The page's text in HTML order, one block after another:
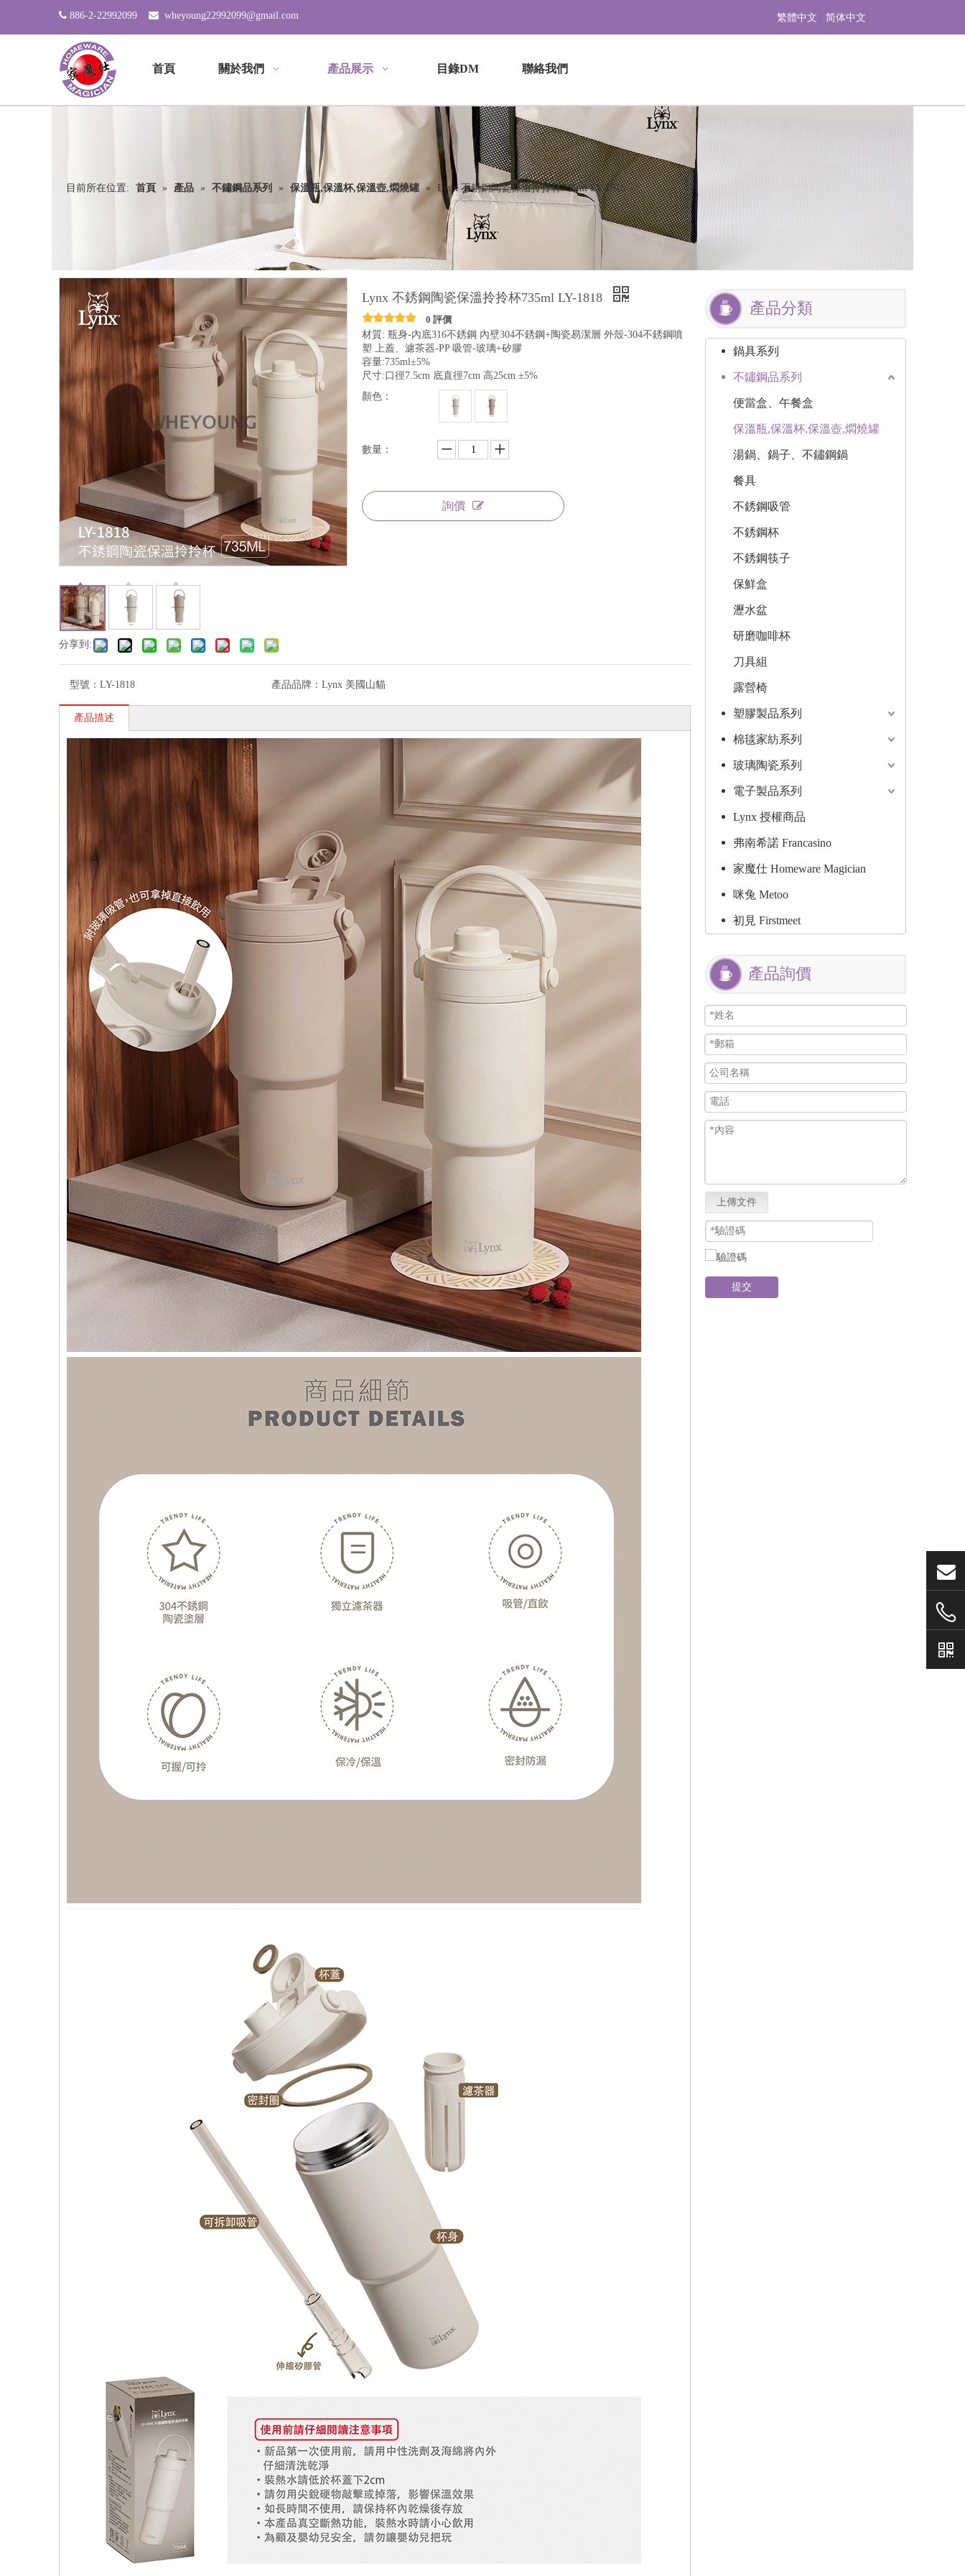
 886-2-22992099  wheyoung22992099@gmail.com 繁體中文 简体中文
首頁 關於我們 產品展示 目錄DM 聯絡我們
目前所在位置: 首頁 » 產品 » 不鏽鋼品系列 » 保溫瓶,保溫杯,保溫壺,燜燒罐 » Lynx 不銹鋼陶瓷保溫拎拎杯735ml LY-1818
分享到:
Lynx 不銹鋼陶瓷保溫拎拎杯735ml LY-1818
0 評價
材質: 瓶身-內底316不銹鋼 內壁304不銹鋼+陶瓷易潔層 外殼-304不銹鋼噴
塑 上蓋、濾茶器-PP 吸管-玻璃+矽膠
容量:735ml±5%
尺寸:口徑7.5cm 底直徑7cm 高25cm ±5%
顏色：
數量：
詢價
型號： LY-1818 產品品牌： Lynx 美國山貓
產品描述
產品分類
鍋具系列
不鏽鋼品系列
便當盒、午餐盒
保溫瓶,保溫杯,保溫壺,燜燒罐
湯鍋、鍋子、不鏽鋼鍋
餐具
不銹鋼吸管
不銹鋼杯
不銹鋼筷子
保鮮盒
瀝水盆
研磨咖啡杯
刀具組
露營椅
塑膠製品系列
棉毯家紡系列
玻璃陶瓷系列
電子製品系列
Lynx 授權商品
弗南希諾 Francasino
家魔仕 Homeware Magician
咪兔 Metoo
初見 Firstmeet
產品詢價
上傳文件
提交